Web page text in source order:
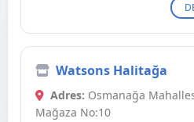
Watsons Halitağa
Adres: Osmanağa
Mağaza No:10